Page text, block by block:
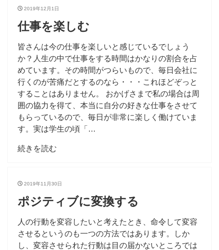
2019年12月1日
仕事を楽しむ
皆さんは今の仕事を楽しいと感じているでしょう
か？人生の中で仕事をする時間はかなりの割合を占
めています。その時間がつらいもので、毎日会社に
行くのが苦痛だとするのなら・・・これほどぞっと
することはありません。 おかげさまで私の場合は周
囲の協力を得て、本当に自分の好きな仕事をさせて
もらっているので、毎日が非常に楽しく働けていま
す。実は学生の頃「…
続きを読む
2019年11月30日
ポジティブに変換する
人の行動を変容したいと考えたとき、命令して変容
させるというのも一つの方法ではあります。しか
し、変容させられた行動は目の届かないところでは